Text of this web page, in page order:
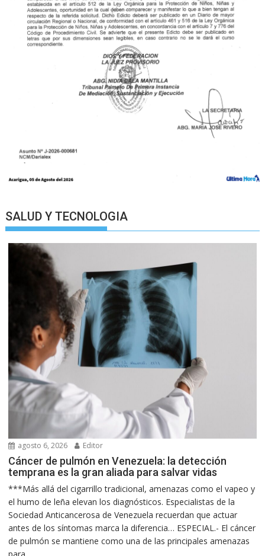
SALUD Y TECNOLOGIA
agosto 6, 2026 Editor
Cáncer de pulmón en Venezuela: la detección
temprana es la gran aliada para salvar vidas
***Más allá del cigarrillo tradicional, amenazas como el vapeo y
el humo de leña elevan los diagnósticos. Especialistas de la
Sociedad Anticancerosa de Venezuela recuerdan que actuar
antes de los síntomas marca la diferencia… ESPECIAL.- El cáncer
de pulmón se mantiene como una de las principales amenazas